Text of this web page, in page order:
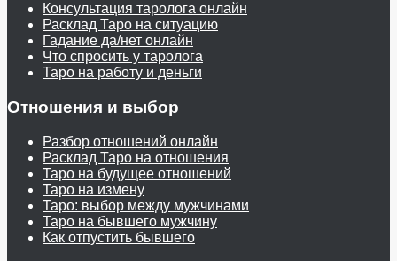
Консультация таролога онлайн
Расклад Таро на ситуацию
Гадание да/нет онлайн
Что спросить у таролога
Таро на работу и деньги
Отношения и выбор
Разбор отношений онлайн
Расклад Таро на отношения
Таро на будущее отношений
Таро на измену
Таро: выбор между мужчинами
Таро на бывшего мужчину
Как отпустить бывшего